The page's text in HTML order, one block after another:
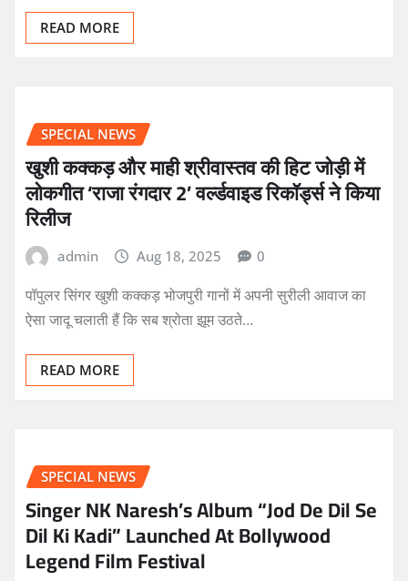
READ MORE
SPECIAL NEWS
खुशी कक्कड़ और माही श्रीवास्तव की हिट जोड़ी में
लोकगीत ‘राजा रंगदार 2’ वर्ल्डवाइड रिकॉर्ड्स ने किया
रिलीज
admin Aug 18, 2025 0
पॉपुलर सिंगर खुशी कक्कड़ भोजपुरी गानों में अपनी सुरीली आवाज का
ऐसा जादू चलाती हैं कि सब श्रोता झूम उठते…
READ MORE
SPECIAL NEWS
Singer NK Naresh’s Album “Jod De Dil Se
Dil Ki Kadi” Launched At Bollywood
Legend Film Festival